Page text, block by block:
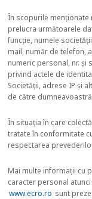
În scopurile menționate
prelucra următoarele
funcție, numele
mail, număr de telefon,
numeric personal, nr. și
privind actele de
Societății, adrese IP și
de către
În situația în care
tratate în conformitate
respectarea
Mai multe informații cu
caracter personal
www.ecro.ro sunt